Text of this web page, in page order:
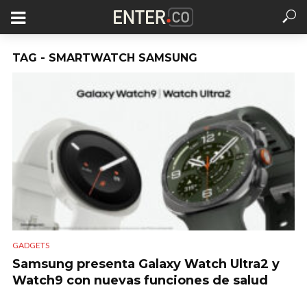
TAG - SMARTWATCH SAMSUNG
GADGETS
Samsung presenta Galaxy Watch Ultra2 y
Watch9 con nuevas funciones de salud